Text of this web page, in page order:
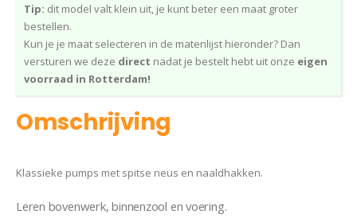
69,95.34,95.
Tip: dit model valt klein uit, je kunt beter een maat groter
bestellen.
Kun je je maat selecteren in de matenlijst hieronder? Dan
versturen we deze direct nadat je bestelt hebt uit onze eigen
voorraad in Rotterdam!
Omschrijving
Klassieke pumps met spitse neus en naaldhakken.
Leren bovenwerk, binnenzool en voering.